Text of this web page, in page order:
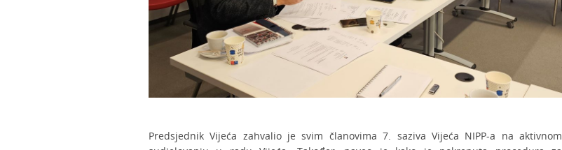
Predsjednik Vijeća zahvalio je svim članovima 7. saziva Vijeća NIPP-a na aktivnom